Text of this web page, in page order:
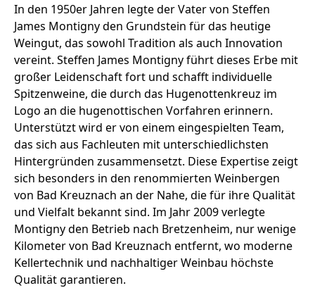
In den 1950er Jahren legte der Vater von Steffen
James Montigny den Grundstein für das heutige
Weingut, das sowohl Tradition als auch Innovation
vereint. Steffen James Montigny führt dieses Erbe mit
großer Leidenschaft fort und schafft individuelle
Spitzenweine, die durch das Hugenottenkreuz im
Logo an die hugenottischen Vorfahren erinnern.
Unterstützt wird er von einem eingespielten Team,
das sich aus Fachleuten mit unterschiedlichsten
Hintergründen zusammensetzt. Diese Expertise zeigt
sich besonders in den renommierten Weinbergen
von Bad Kreuznach an der Nahe, die für ihre Qualität
und Vielfalt bekannt sind. Im Jahr 2009 verlegte
Montigny den Betrieb nach Bretzenheim, nur wenige
Kilometer von Bad Kreuznach entfernt, wo moderne
Kellertechnik und nachhaltiger Weinbau höchste
Qualität garantieren.